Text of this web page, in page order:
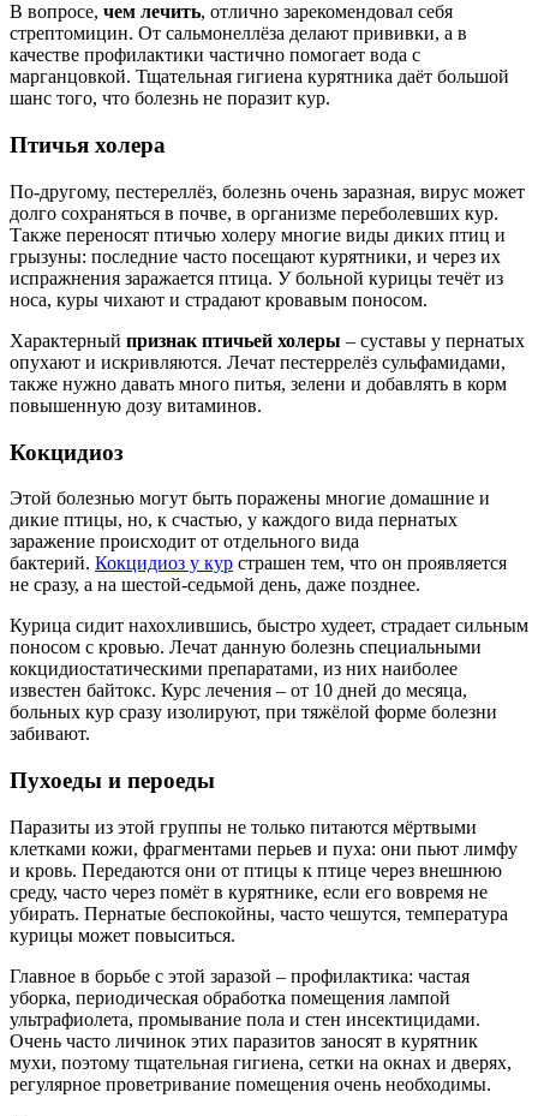
В вопросе, чем лечить, отлично зарекомендовал себя
стрептомицин. От сальмонеллёза делают прививки, а в
качестве профилактики частично помогает вода с
марганцовкой. Тщательная гигиена курятника даёт большой
шанс того, что болезнь не поразит кур.
Птичья холера
По-другому, пестереллёз, болезнь очень заразная, вирус может
долго сохраняться в почве, в организме переболевших кур.
Также переносят птичью холеру многие виды диких птиц и
грызуны: последние часто посещают курятники, и через их
испражнения заражается птица. У больной курицы течёт из
носа, куры чихают и страдают кровавым поносом.
Характерный признак птичьей холеры – суставы у пернатых
опухают и искривляются. Лечат пестеррелёз сульфамидами,
также нужно давать много питья, зелени и добавлять в корм
повышенную дозу витаминов.
Кокцидиоз
Этой болезнью могут быть поражены многие домашние и
дикие птицы, но, к счастью, у каждого вида пернатых
заражение происходит от отдельного вида
бактерий. Кокцидиоз у кур страшен тем, что он проявляется
не сразу, а на шестой-седьмой день, даже позднее.
Курица сидит нахохлившись, быстро худеет, страдает сильным
поносом с кровью. Лечат данную болезнь специальными
кокцидиостатическими препаратами, из них наиболее
известен байтокс. Курс лечения – от 10 дней до месяца,
больных кур сразу изолируют, при тяжёлой форме болезни
забивают.
Пухоеды и пероеды
Паразиты из этой группы не только питаются мёртвыми
клетками кожи, фрагментами перьев и пуха: они пьют лимфу
и кровь. Передаются они от птицы к птице через внешнюю
среду, часто через помёт в курятнике, если его вовремя не
убирать. Пернатые беспокойны, часто чешутся, температура
курицы может повыситься.
Главное в борьбе с этой заразой – профилактика: частая
уборка, периодическая обработка помещения лампой
ультрафиолета, промывание пола и стен инсектицидами.
Очень часто личинок этих паразитов заносят в курятник
мухи, поэтому тщательная гигиена, сетки на окнах и дверях,
регулярное проветривание помещения очень необходимы.